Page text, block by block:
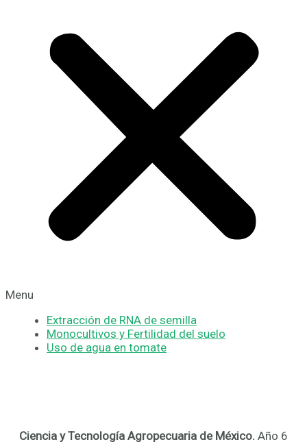
Menu
Extracción de RNA de semilla
Monocultivos y Fertilidad del suelo
Uso de agua en tomate
Ciencia y Tecnología Agropecuaria de México. Año 6